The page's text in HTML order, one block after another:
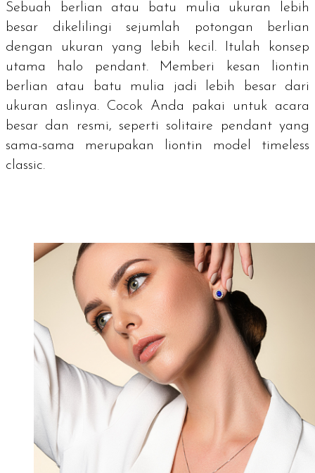
Sebuah berlian atau batu mulia ukuran lebih
besar dikelilingi sejumlah potongan berlian
dengan ukuran yang lebih kecil. Itulah konsep
utama halo pendant. Memberi kesan liontin
berlian atau batu mulia jadi lebih besar dari
ukuran aslinya. Cocok Anda pakai untuk acara
besar dan resmi, seperti solitaire pendantyang
sama-sama merupakan liontin model timeless
classic.